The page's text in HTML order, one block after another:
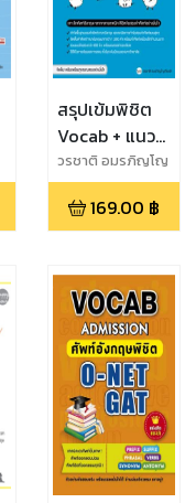
สรุปเข้มพิชิต
Vocab + แนว
ข้อสอบ
วรชาติ อมรภิญโญ
เกียรติ
169.00 ฿